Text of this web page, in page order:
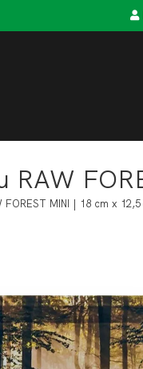
RAW
FOREST MINI | 18 cm x 12,5